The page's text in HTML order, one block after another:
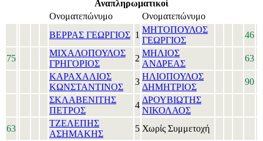
Αναπληρωματικοί
Ονοματεπώνυμο
Ονοματεπώνυμο
ΒΕΡΡΑΣ ΓΕΩΡΓΙΟΣ 1
ΜΗΤΟΠΟΥΛΟΣ
ΓΕΩΡΓΙΟΣ
46
75
ΜΙΧΑΛΟΠΟΥΛΟΣ
ΓΡΗΓΟΡΙΟΣ
2
ΜΗΛΙΟΣ
ΑΝΔΡΕΑΣ
63
ΚΑΡΑΧΑΛΙΟΣ
ΚΩΝΣΤΑΝΤΙΝΟΣ
3
ΗΛΙΟΠΟΥΛΟΣ
ΔΗΜΗΤΡΙΟΣ
90
ΣΚΛΑΒΕΝΙΤΗΣ
ΠΕΤΡΟΣ
4
ΔΡΟΥΒΙΩΤΗΣ
ΝΙΚΟΛΑΟΣ
63
ΤΖΕΛΕΠΗΣ
ΑΣΗΜΑΚΗΣ
5 Χωρίς Συμμετοχή